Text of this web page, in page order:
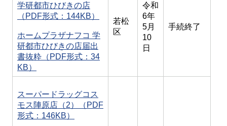
学研都市ひびきの店
（PDF形式：144KB）
ホームプラザナフコ 学
研都市ひびきの店届出
書抜粋（PDF形式：34
KB）
若松
区
令和
6年
5月
10
日
手続終了
スーパードラッグコス
モス陣原店（2）（PDF
形式：146KB）